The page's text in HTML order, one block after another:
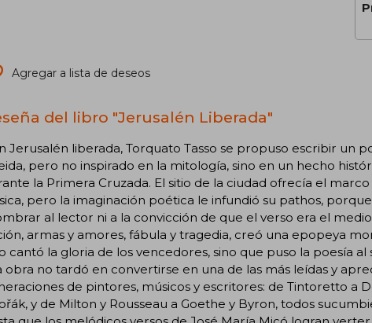
Agregar a lista de deseos
del libro "Jerusalén Liberada"
Jerusalén liberada, Torquato Tasso se propuso escribir un
pero no inspirado en la mitología, sino en un hecho
la Primera Cruzada. El sitio de la ciudad ofrecía el
pero la imaginación poética le infundió su pathos,
al lector ni a la convicción de que el verso era el
armas y amores, fábula y tragedia, creó una epopeya
cantó la gloria de los vencedores, sino que puso la poesía al
obra no tardó en convertirse en una de las más leídas y
de pintores, músicos y escritores: de Tintoretto a
y de Milton y Rousseau a Goethe y Byron, todos